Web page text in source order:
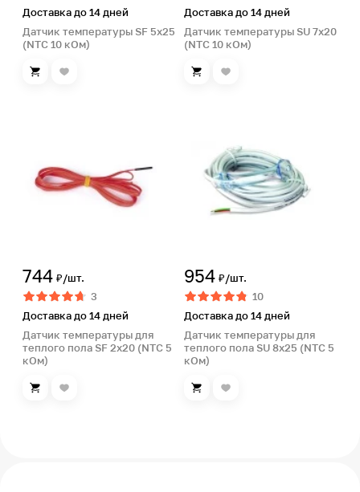
Доставка до 14 дней
Датчик температуры SF 5х25
(NTC 10 кОм)
Доставка до 14 дней
Датчик температуры SU 7х20
(NTC 10 кОм)
744 ₽/шт.
3
Доставка до 14 дней
Датчик температуры для
теплого пола SF 2х20 (NTC 5
кОм)
954 ₽/шт.
10
Доставка до 14 дней
Датчик температуры для
теплого пола SU 8х25 (NTC 5
кОм)